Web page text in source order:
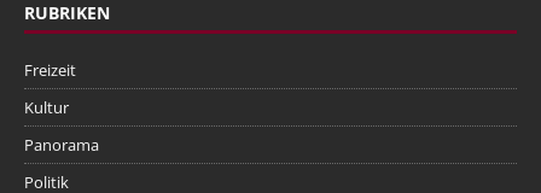
RUBRIKEN
Freizeit
Kultur
Panorama
Politik